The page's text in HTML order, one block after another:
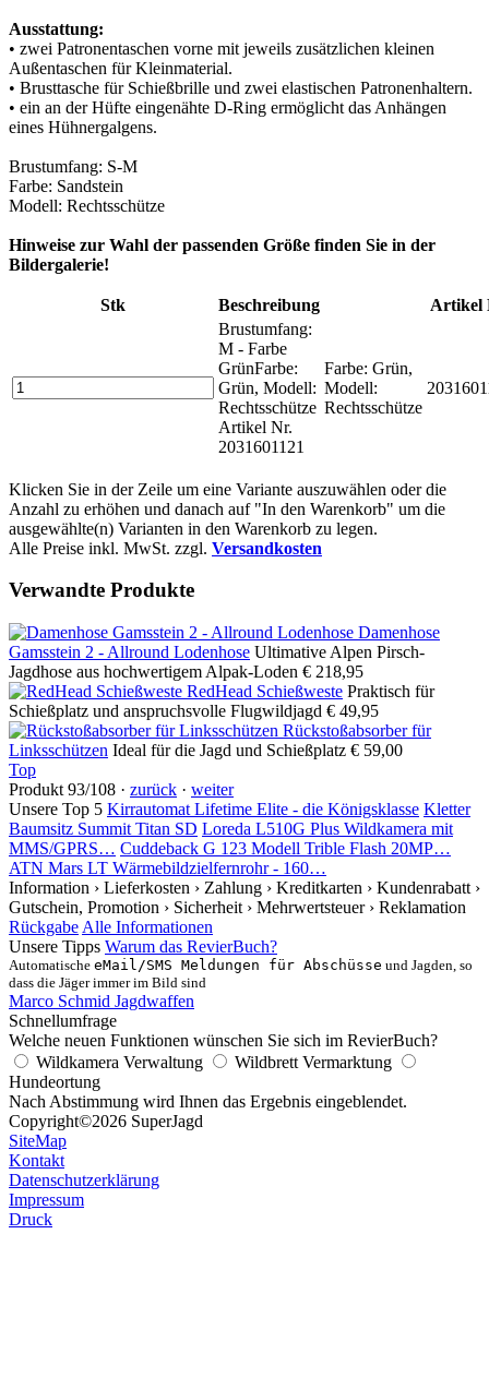
Ausstattung:
• zwei Patronentaschen vorne mit jeweils zusätzlichen kleinen
Außentaschen für Kleinmaterial.
• Brusttasche für Schießbrille und zwei elastischen Patronenhaltern.
• ein an der Hüfte eingenähte D-Ring ermöglicht das Anhängen
eines Hühnergalgens.
Brustumfang: S-M
Farbe: Sandstein
Modell: Rechtsschütze
Hinweise zur Wahl der passenden Größe finden Sie in der
Bildergalerie!
Stk Beschreibung
Artikel
Brustumfang:
M - Farbe
GrünFarbe:
Grün, Modell:
Rechtsschütze
Artikel Nr.
2031601121
Farbe: Grün,
Modell:
Rechtsschütze
Klicken Sie in der Zeile um eine Variante auszuwählen oder die
Anzahl zu erhöhen und danach auf "In den Warenkorb" um die
ausgewählte(n) Varianten in den Warenkorb zu legen.
Alle Preise inkl. MwSt. zzgl. Versandkosten
Verwandte Produkte
Damenhose
Gamsstein 2 - Allround Lodenhose Ultimative Alpen Pirsch-
Jagdhose aus hochwertigem Alpak-Loden € 218,95
RedHead Schießweste Praktisch für
Schießplatz und anspruchsvolle Flugwildjagd € 49,95
Rückstoßabsorber für
Linksschützen Ideal für die Jagd und Schießplatz € 59,00
Top
Produkt 93/108 · zurück · weiter
Unsere Top 5 Kirrautomat Lifetime Elite - die Königsklasse Kletter
Baumsitz Summit Titan SD Loreda L510G Plus Wildkamera mit
MMS/GPRS… Cuddeback G 123 Modell Trible Flash 20MP…
ATN Mars LT Wärmebildzielfernrohr - 160…
Information › Lieferkosten › Zahlung › Kreditkarten › Kundenrabatt ›
Gutschein, Promotion › Sicherheit › Mehrwertsteuer › Reklamation
Rückgabe Alle Informationen
Unsere Tipps Warum das RevierBuch?
Automatische eMail/SMS Meldungen für Abschüsse und Jagden, so
dass die Jäger immer im Bild sind
Marco Schmid Jagdwaffen
Schnellumfrage
Welche neuen Funktionen wünschen Sie sich im RevierBuch?
Wildkamera Verwaltung
Wildbrett Vermarktung
Hundeortung
Nach Abstimmung wird Ihnen das Ergebnis eingeblendet.
Copyright©2026 SuperJagd
SiteMap
Kontakt
Datenschutzerklärung
Impressum
Druck